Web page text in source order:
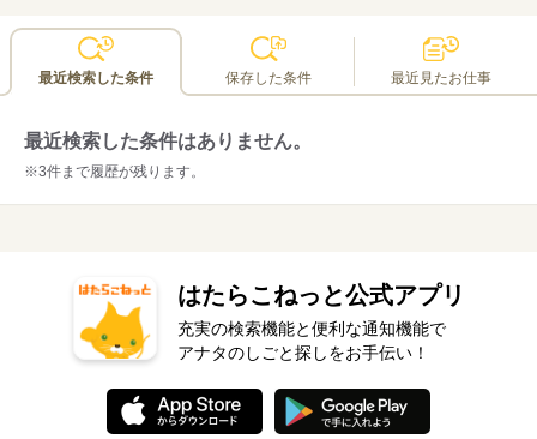
最近検索した条件 保存した条件 最近見たお仕事
最近検索した条件はありません。
※3件まで履歴が残ります。
はたらこねっと公式アプリ
充実の検索機能と便利な通知機能で
アナタのしごと探しをお手伝い！